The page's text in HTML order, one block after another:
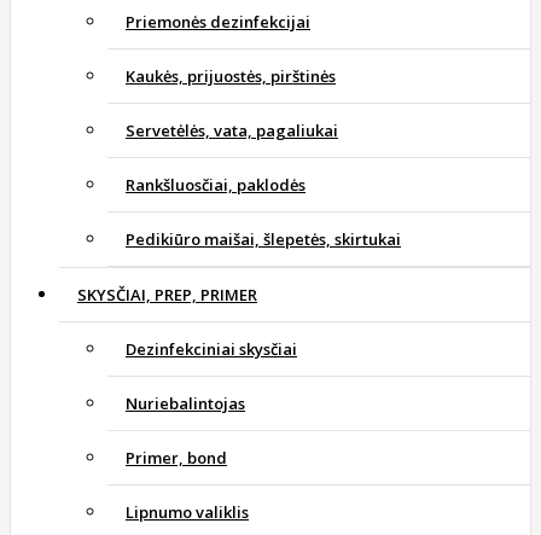
Priemonės dezinfekcijai
Kaukės, prijuostės, pirštinės
Servetėlės, vata, pagaliukai
Rankšluosčiai, paklodės
Pedikiūro maišai, šlepetės, skirtukai
SKYSČIAI, PREP, PRIMER
Dezinfekciniai skysčiai
Nuriebalintojas
Primer, bond
Lipnumo valiklis